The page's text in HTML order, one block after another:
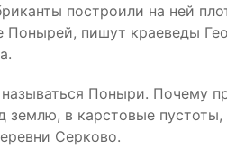
построили на ней
Понырей, пишут краеведы
Поныри. Почему
в карстовые
Серково.